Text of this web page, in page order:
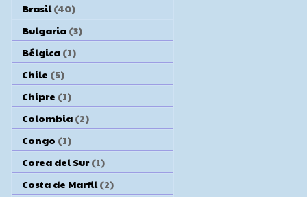
Brasil (40)
Bulgaria (3)
Bélgica (1)
Chile (5)
Chipre (1)
Colombia (2)
Congo (1)
Corea del Sur (1)
Costa de Marfil (2)